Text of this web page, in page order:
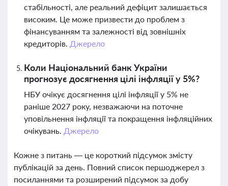
стабільності, але реальний дефіцит залишається
високим. Це може призвести до проблем з
фінансуванням та залежності від зовнішніх
кредиторів. Джерело
Коли Національний банк України
прогнозує досягнення цілі інфляції у 5%?
НБУ очікує досягнення цілі інфляції у 5% не
раніше 2027 року, незважаючи на поточне
уповільнення інфляції та покращення інфляційних
очікувань. Джерело
Кожне з питань — це короткий підсумок змісту
публікацій за день. Повний список першоджерел з
посиланнями та розширений підсумок за добу